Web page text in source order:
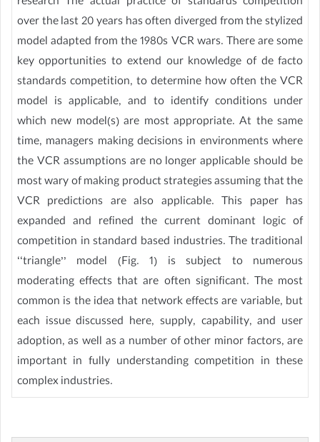
over the last 20 years has often diverged from the stylized
model adapted from the 1980s VCR wars. There are some
key opportunities to extend our knowledge of de facto
standards competition, to determine how often the VCR
model is applicable, and to identify conditions under
which new model(s) are most appropriate. At the same
time, managers making decisions in environments where
the VCR assumptions are no longer applicable should be
most wary of making product strategies assuming that the
VCR predictions are also applicable. This paper has
expanded and refined the current dominant logic of
competition in standard based industries. The traditional
‘‘triangle’’ model (Fig. 1) is subject to numerous
moderating effects that are often significant. The most
common is the idea that network effects are variable, but
each issue discussed here, supply, capability, and user
adoption, as well as a number of other minor factors, are
important in fully understanding competition in these
complex industries.